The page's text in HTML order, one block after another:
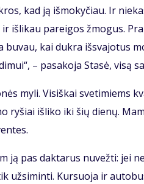
kad ją iš­mo­ky­čiau. Ir
ir iš­li­kau pa­rei­gos žmo­gus.
bu­vau, kai duk­ra iš­sva­jo­tus
– pa­sa­ko­ja Sta­sė, vi­są
my­li. Vi­siš­kai sve­ti­miems
ry­šiai iš­li­ko iki šių die­nų.
ją pas dak­ta­rus nu­vež­ti: jei
už­si­min­ti. Kur­suo­ja ir